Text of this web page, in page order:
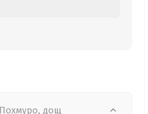
Похмуро, дощ